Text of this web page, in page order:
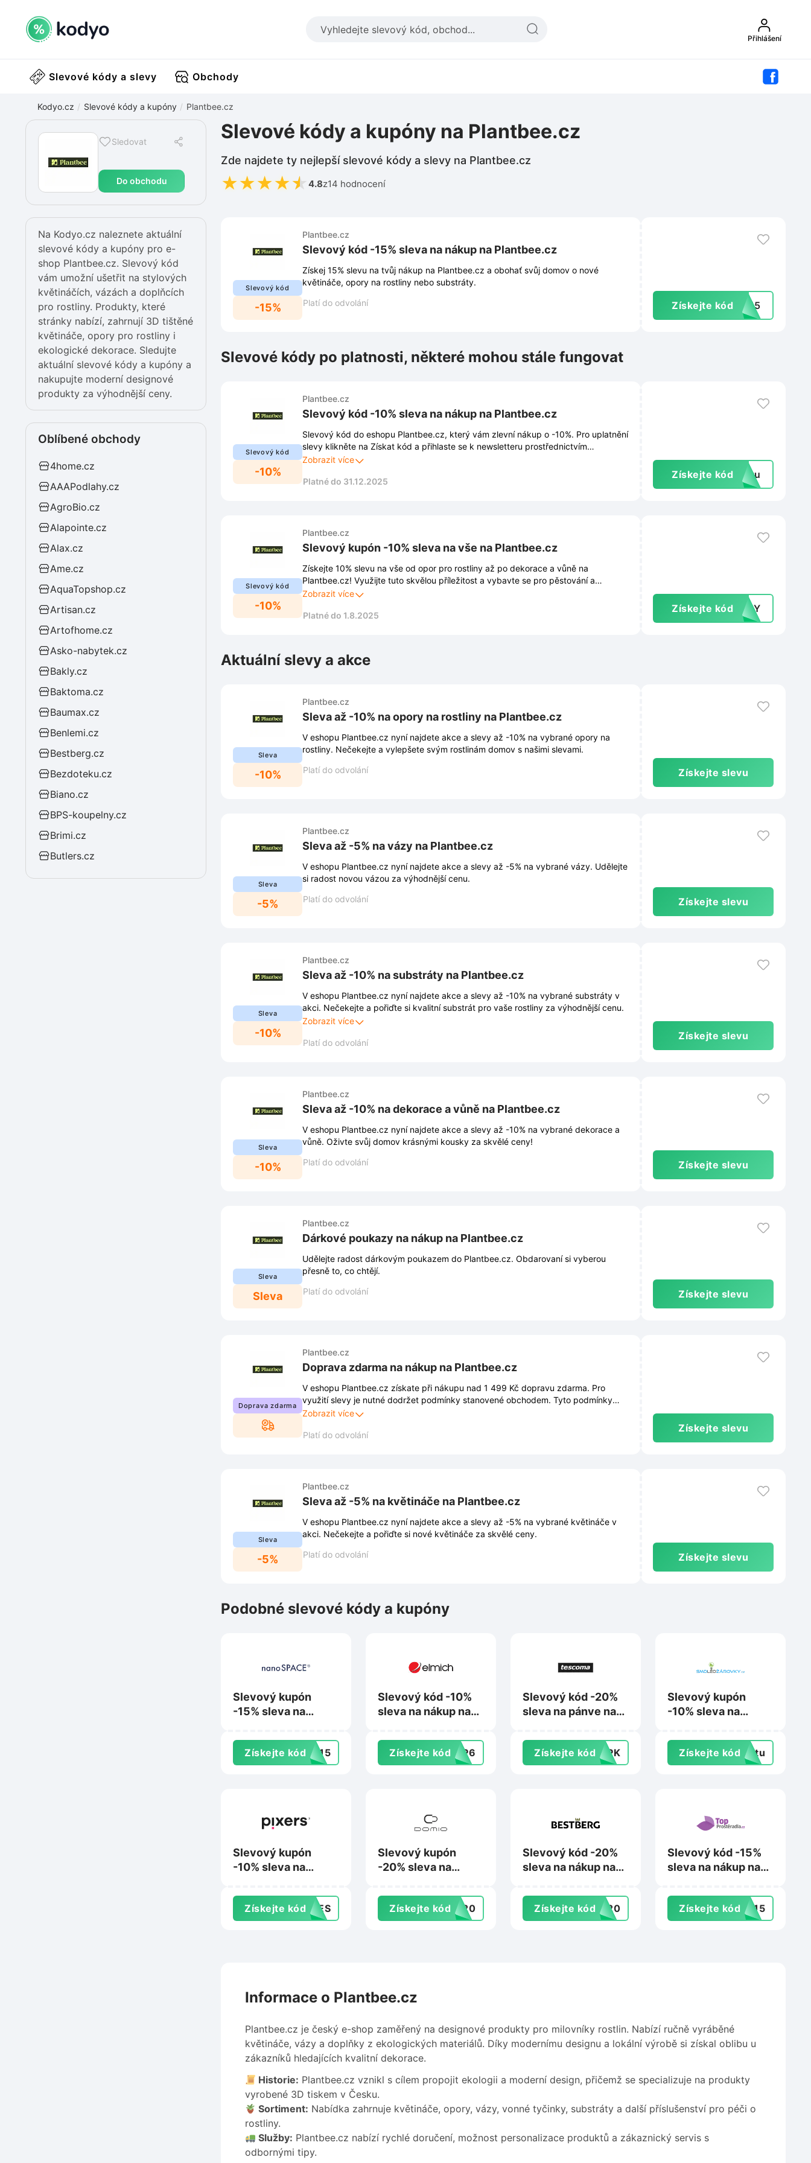
Přihlášení
Slevové kódy a slevy Obchody
Kodyo.cz Slevové kódy a kupóny Plantbee.cz
Sledovat
Do obchodu
Slevové kódy a kupóny na Plantbee.cz
Zde najdete ty nejlepší slevové kódy a slevy na Plantbee.cz
★★★★★ 4.8z14 hodnocení
Na Kodyo.cz naleznete aktuální
slevové kódy a kupóny pro e-
shop Plantbee.cz. Slevový kód
vám umožní ušetřit na stylových
květináčích, vázách a doplňcích
pro rostliny. Produkty, které
stránky nabízí, zahrnují 3D tištěné
květináče, opory pro rostliny i
ekologické dekorace. Sledujte
aktuální slevové kódy a kupóny a
nakupujte moderní designové
produkty za výhodnější ceny.
Oblíbené obchody
4home.cz
AAAPodlahy.cz
AgroBio.cz
Alapointe.cz
Alax.cz
Ame.cz
AquaTopshop.cz
Artisan.cz
Artofhome.cz
Asko-nabytek.cz
Bakly.cz
Baktoma.cz
Baumax.cz
Benlemi.cz
Bestberg.cz
Bezdoteku.cz
Biano.cz
BPS-koupelny.cz
Brimi.cz
Butlers.cz
Slevový kód
-15%
Plantbee.cz
Slevový kód -15% sleva na nákup na Plantbee.cz
Získej 15% slevu na tvůj nákup na Plantbee.cz a obohať svůj domov o nové
květináče, opory na rostliny nebo substráty.
Platí do odvolání
Získejte kód TB15
Slevové kódy po platnosti, některé mohou stále fungovat
Slevový kód
-10%
Plantbee.cz
Slevový kód -10% sleva na nákup na Plantbee.cz
Slevový kód do eshopu Plantbee.cz, který vám zlevní nákup o -10%. Pro uplatnění
slevy klikněte na Získat kód a přihlaste se k newsletteru prostřednictvím
vyskakovacího okna. Díky tomu Vám také neuniknou žádné novinky, slevy ani
Zobrazit více
Platné do 31.12.2025
Získejte kód extu
Slevový kód
-10%
Plantbee.cz
Slevový kupón -10% sleva na vše na Plantbee.cz
Získejte 10% slevu na vše od opor pro rostliny až po dekorace a vůně na
Plantbee.cz! Využijte tuto skvělou příležitost a vybavte se pro pěstování a
zkrášlení vašeho domova za výhodnější cenu.
Zobrazit více
Platné do 1.8.2025
Získejte kód1CCY
Aktuální slevy a akce
Sleva
-10%
Plantbee.cz
Sleva až -10% na opory na rostliny na Plantbee.cz
V eshopu Plantbee.cz nyní najdete akce a slevy až -10% na vybrané opory na
rostliny. Nečekejte a vylepšete svým rostlinám domov s našimi slevami.
Platí do odvolání
Získejte slevu
Sleva
-5%
Plantbee.cz
Sleva až -5% na vázy na Plantbee.cz
V eshopu Plantbee.cz nyní najdete akce a slevy až -5% na vybrané vázy. Udělejte
si radost novou vázou za výhodnější cenu.
Platí do odvolání
Získejte slevu
Sleva
-10%
Plantbee.cz
Sleva až -10% na substráty na Plantbee.cz
V eshopu Plantbee.cz nyní najdete akce a slevy až -10% na vybrané substráty v
akci. Nečekejte a pořiďte si kvalitní substrát pro vaše rostliny za výhodnější cenu.
Zobrazit více
Platí do odvolání
Získejte slevu
Sleva
-10%
Plantbee.cz
Sleva až -10% na dekorace a vůně na Plantbee.cz
V eshopu Plantbee.cz nyní najdete akce a slevy až -10% na vybrané dekorace a
vůně. Oživte svůj domov krásnými kousky za skvělé ceny!
Platí do odvolání
Získejte slevu
Sleva
Sleva
Plantbee.cz
Dárkové poukazy na nákup na Plantbee.cz
Udělejte radost dárkovým poukazem do Plantbee.cz. Obdarovaní si vyberou
přesně to, co chtějí.
Platí do odvolání
Získejte slevu
Doprava zdarma
Plantbee.cz
Doprava zdarma na nákup na Plantbee.cz
V eshopu Plantbee.cz získate při nákupu nad 1 499 Kč dopravu zdarma. Pro
využití slevy je nutné dodržet podmínky stanovené obchodem. Tyto podmínky
jsou zveřejněny na webových stránkách obchodu a mohou se průběžně měnit.
Zobrazit více
Platí do odvolání
Získejte slevu
Sleva
-5%
Plantbee.cz
Sleva až -5% na květináče na Plantbee.cz
V eshopu Plantbee.cz nyní najdete akce a slevy až -5% na vybrané květináče v
akci. Nečekejte a pořiďte si nové květináče za skvělé ceny.
Platí do odvolání
Získejte slevu
Podobné slevové kódy a kupóny
Slevový kupón
-15% sleva na
Nanospace.cz
Získejte kód9015
Slevový kód -10%
sleva na nákup na
Získejte kód0EP6
Slevový kód -20%
sleva na pánve na
Získejte kódF3PK
Slevový kupón
-10% sleva na
Smdledzarovky.cz
Získejte kódextu
Slevový kupón
-10% sleva na
Získejte kódSHES
Slevový kupón
-20% sleva na
Získejte kódva20
Slevový kód -20%
sleva na nákup na
Získejte kódST20
Slevový kód -15%
sleva na nákup nad
Topprosteradla.cz
Získejte kódNY15
Informace o Plantbee.cz
Plantbee.cz je český e-shop zaměřený na designové produkty pro milovníky rostlin. Nabízí ručně vyráběné
květináče, vázy a doplňky z ekologických materiálů. Díky modernímu designu a lokální výrobě si získal oblibu u
zákazníků hledajících kvalitní dekorace.
Historie: Plantbee.cz vznikl s cílem propojit ekologii a moderní design, přičemž se specializuje na produkty
vyrobené 3D tiskem v Česku.
Sortiment: Nabídka zahrnuje květináče, opory, vázy, vonné tyčinky, substráty a další příslušenství pro péči o
rostliny.
Služby: Plantbee.cz nabízí rychlé doručení, možnost personalizace produktů a zákaznický servis s
odbornými tipy.